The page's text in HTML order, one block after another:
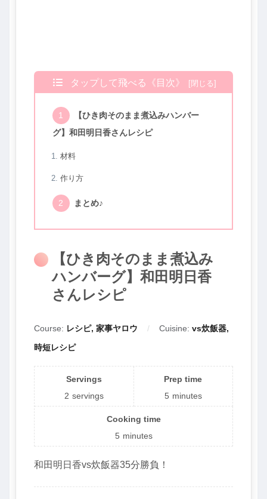
タップして飛べる《目次》
【ひき肉そのまま煮込みハンバー
グ】和田明日香さんレシピ
材料
作り方
まとめ♪
【ひき肉そのまま煮込み
ハンバーグ】和田明日香
さんレシピ
Course: レシピ, 家事ヤロウ Cuisine: vs炊飯器,
時短レシピ
Servings
2 servings
Prep time
5 minutes
Cooking time
5 minutes
和田明日香vs炊飯器35分勝負！